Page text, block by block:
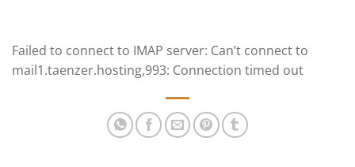
Failed to connect to IMAP server: Can’t connect to
mail1.taenzer.hosting,993: Connection timed out